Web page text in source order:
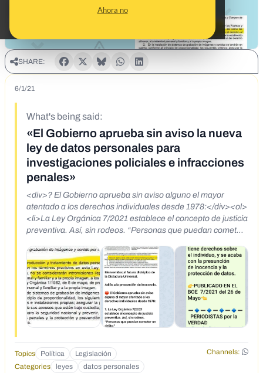
Ahora no
SHARE:
6/1/21
What's being said:
«El Gobierno aprueba sin aviso la nueva
ley de datos personales para
investigaciones policiales e infracciones
penales»
<div>? El Gobierno aprueba sin aviso alguno el mayor
atentado a los derechos individuales desde 1978:</div><ol>
<li>La Ley Orgánica 7/2021 establece el concepto de justicia
preventiva. Así, sin rodeos. “Personas que puedan cometer
de datos genéticos y biométricos, y recabar información
sobre opiniones políticas, religiosas y filosóficas, así como
sobre la <em>actividad</em> y la <em>orientación</em>
sexual.</li><li>Captar, reproducir y tratar los datos
personales no será una intromisión ilegítima en el derecho a
la intimidad personal.</li></ol><div>El 16 de Junio entra
esta barbaridad en vigor.</div>
Topics Política Legislación
Channels:
Categories
leyes
datos personales